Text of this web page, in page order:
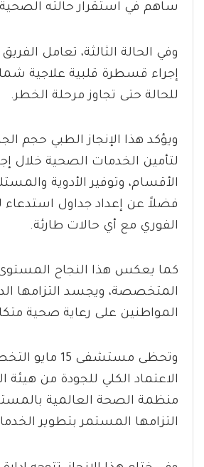
ساهم في استقرار حالته
وفي الحالة الثالثة، تعامل
إجراء قسطرة قلبية علاجية
للحالة حتى تجاوز مرحلة الخطر.
لتأمين الخدمات الصحية خلال
الأقسام، وتوفير الأدوية
فضلاً عن إعداد جداول استدعاء
الفوري مع أي حالات طارئة.
كما يعكس هذا النجاح
المتخصصة، ويجسد التزامها
المواطنين على رعاية صحية
وتحظى
منظمة الصحة العالمية
التزامها المستمر بتطوير